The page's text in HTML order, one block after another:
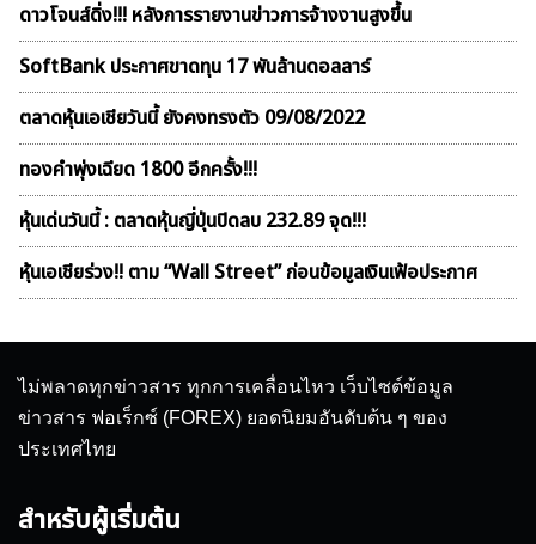
ดาวโจนส์ดิ่ง!!! หลังการรายงานข่าวการจ้างงานสูงขึ้น
SoftBank ประกาศขาดทุน 17 พันล้านดอลลาร์
ตลาดหุ้นเอเชียวันนี้ ยังคงทรงตัว 09/08/2022
ทองคำพุ่งเฉียด 1800 อีกครั้ง!!!
หุ้นเด่นวันนี้ : ตลาดหุ้นญี่ปุ่นปิดลบ 232.89 จุด!!!
หุ้นเอเชียร่วง!! ตาม “Wall Street” ก่อนข้อมูลเงินเฟ้อประกาศ
ไม่พลาดทุกข่าวสาร ทุกการเคลื่อนไหว เว็บไซต์ข้อมูล
ข่าวสาร ฟอเร็กซ์ (FOREX) ยอดนิยมอันดับต้น ๆ ของ
ประเทศไทย
สำหรับผู้เริ่มต้น